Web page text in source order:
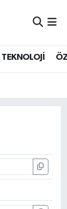
TEKNOLOJİ